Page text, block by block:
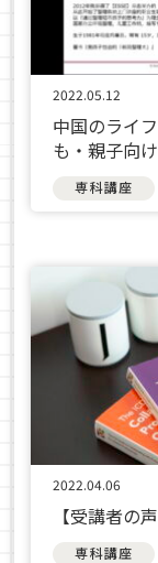
2022.05.12
中国のライ
も・親子向
専科講座
2022.04.06
【受講者の
専科講座